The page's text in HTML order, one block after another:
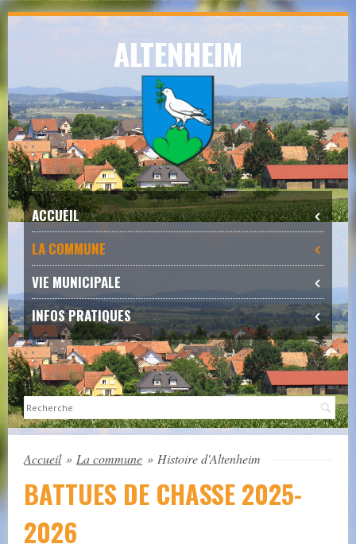
Skip
Skip
to
content
ALTENHEIM
ACCUEIL
LA COMMUNE
VIE MUNICIPALE
INFOS PRATIQUES
Accueil » La commune » Histoire d'Altenheim
BATTUES DE CHASSE 2025-
2026